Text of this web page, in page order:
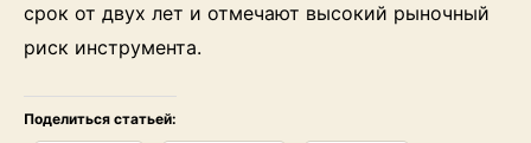
срок от двух лет и отмечают высокий рыночный
риск инструмента.
Поделиться статьей: